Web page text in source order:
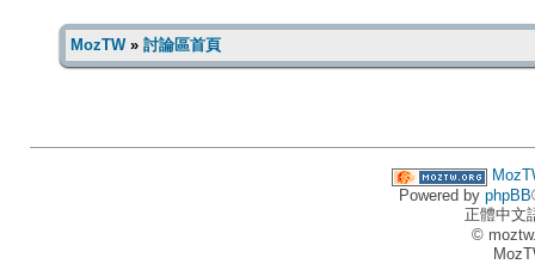
MozTW» 討論區首頁
Powered by phpBB
正體中文
©